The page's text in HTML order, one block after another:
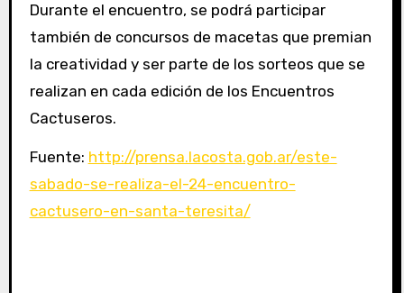
Durante el encuentro, se podrá participar
también de concursos de macetas que premian
la creatividad y ser parte de los sorteos que se
realizan en cada edición de los Encuentros
Cactuseros.
Fuente: http://prensa.lacosta.gob.ar/este-
sabado-se-realiza-el-24-encuentro-
cactusero-en-santa-teresita/